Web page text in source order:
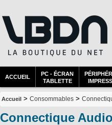
ACCUEIL
PC - ÉCRAN
TABLETTE
Accueil > Consommables >
Connectique